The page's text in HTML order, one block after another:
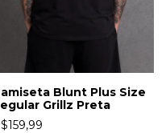
Blunt Plus Size
Grillz Preta